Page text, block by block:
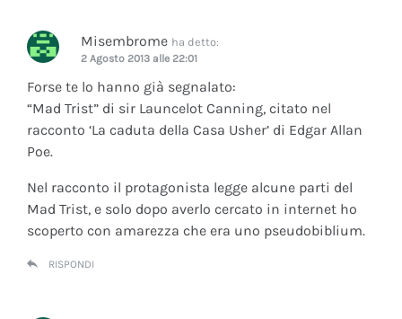
Misembrome ha detto:
2 Agosto 2013 alle 22:01
Forse te lo hanno già segnalato:
“Mad Trist” di sir Launcelot Canning, citato nel
racconto ‘La caduta della Casa Usher’ di Edgar Allan
Poe.
Nel racconto il protagonista legge alcune parti del
Mad Trist, e solo dopo averlo cercato in internet ho
scoperto con amarezza che era uno pseudobiblium.
RISPONDI